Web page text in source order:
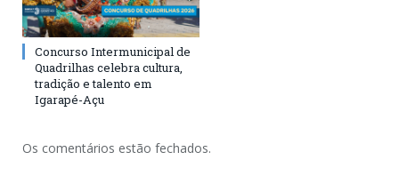
Concurso Intermunicipal de
Quadrilhas celebra cultura,
tradição e talento em
Igarapé-Açu
Os comentários estão fechados.